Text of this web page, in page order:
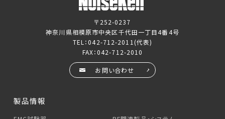
〒252-0237
神奈川県相模原市中央区千代田一丁目4番4号
TEL：042-712-2011 (代表)
FAX：042-712-2010
お問い合わせ
製品情報